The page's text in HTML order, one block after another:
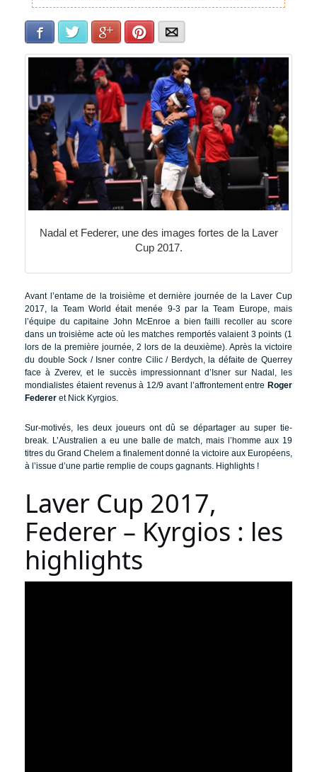
Facebook Twitter Google+Pinterest
Nadal et Federer, une des images fortes de la Laver
Cup 2017.
Avant l’entame de la troisième et dernière journée de la Laver Cup
2017, la Team World était menée 9-3 par la Team Europe, mais
l’équipe du capitaine John McEnroe a bien failli recoller au score
dans un troisième acte où les matches remportés valaient 3 points (1
lors de la première journée, 2 lors de la deuxième). Après la victoire
du double Sock / Isner contre Cilic / Berdych, la défaite de Querrey
face à Zverev, et le succès impressionnant d’Isner sur Nadal, les
mondialistes étaient revenus à 12/9 avant l’affrontement entre Roger
Federer et Nick Kyrgios.
Sur-motivés, les deux joueurs ont dû se départager au super tie-
break. L’Australien a eu une balle de match, mais l’homme aux 19
titres du Grand Chelem a finalement donné la victoire aux Européens,
à l’issue d’une partie remplie de coups gagnants. Highlights !
Laver Cup 2017,
Federer – Kyrgios : les
highlights